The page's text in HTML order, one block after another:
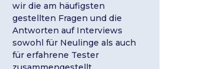
wir die am häufigsten
gestellten Fragen und die
Antworten auf Interviews
sowohl für Neulinge als auch
für erfahrene Tester